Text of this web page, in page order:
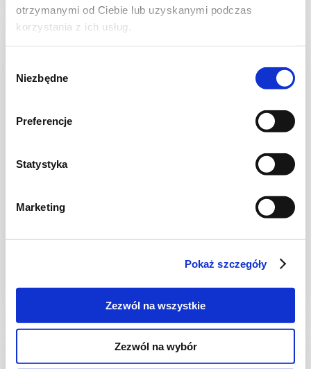
otrzymanymi od Ciebie lub uzyskanymi podczas
korzystania z ich usług.
zgody
Niezbędne
Preferencje
Statystyka
Marketing
Pokaż szczegóły
Zezwól na wszystkie
Zezwól na wybór
CIASTA I TORTY
pieczenia + film – Smakowite Dan…
4298 kcal